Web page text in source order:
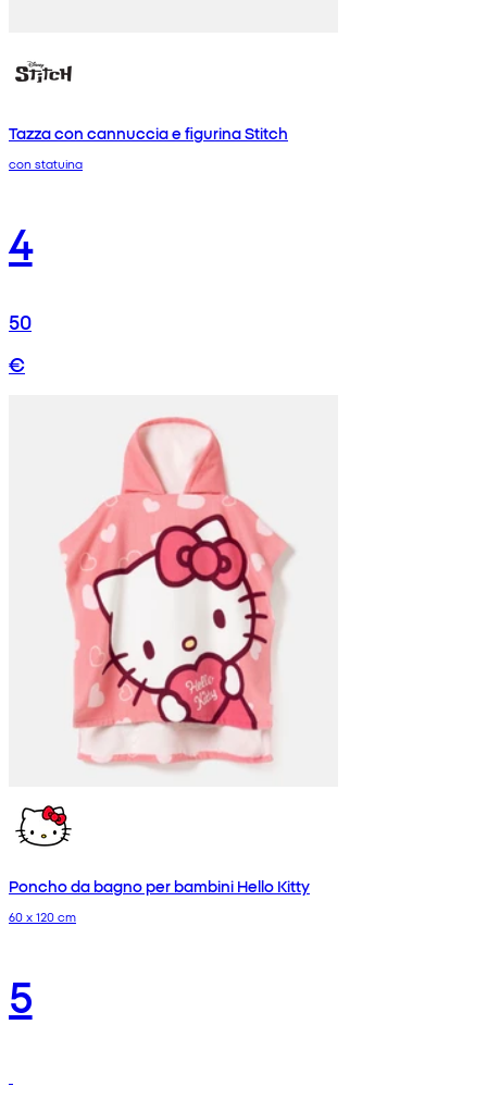
Tazza con cannuccia e figurina Stitch
con statuina
4
50
€
Poncho da bagno per bambini Hello Kitty
60 x 120 cm
5